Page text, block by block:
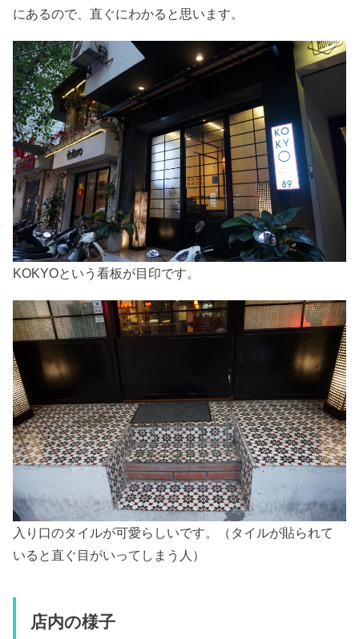
にあるので、直ぐにわかると思います。
KOKYOという看板が目印です。
入り口のタイルが可愛らしいです。（タイルが貼られて
いると直ぐ目がいってしまう人）
店内の様子